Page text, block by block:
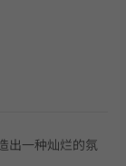
出一种灿烂的氛